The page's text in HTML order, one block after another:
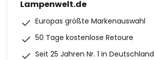
Lampenwelt.de
Europas größte Markenauswahl
50 Tage kostenlose Retoure
Seit 25 Jahren Nr. 1 in Deutschland